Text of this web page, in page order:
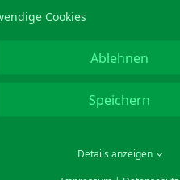
Cookies
Ablehnen
Speichern
Details anzeigen